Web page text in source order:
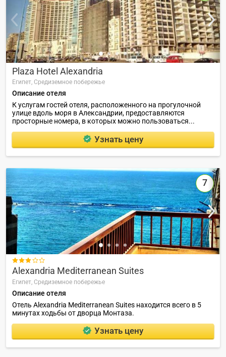
Plaza Hotel Alexandria
Египет, Средиземное побережье
Описание отеля
К услугам гостей отеля, расположенного на прогулочной
улице вдоль моря в Александрии, предоставляются
просторные номера, в которых можно пользоваться...
Узнать цену
7

Alexandria Mediterranean Suites
Египет, Средиземное побережье
Описание отеля
Отель Alexandria Mediterranean Suites находится всего в 5
минутах ходьбы от дворца Монтаза.
Узнать цену